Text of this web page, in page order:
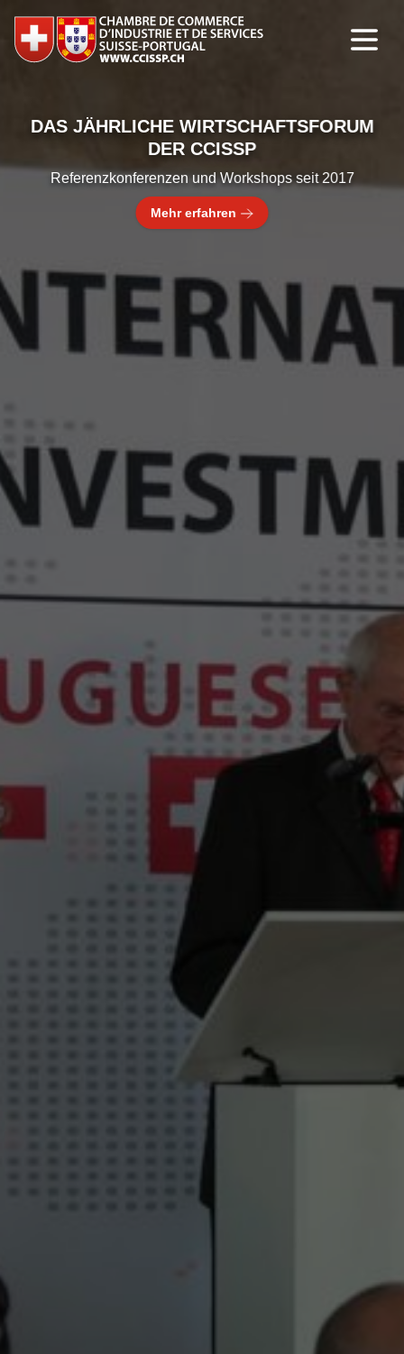
DAS JÄHRLICHE WIRTSCHAFTSFORUM
DER CCISSP
Referenzkonferenzen und Workshops seit 2017
Mehr erfahren